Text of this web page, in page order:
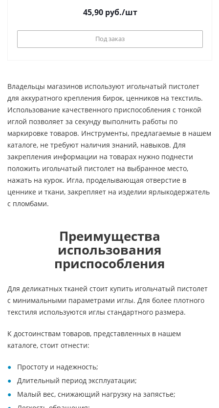
45,90руб./шт
Под заказ
Владельцы магазинов используют игольчатый пистолет
для аккуратного крепления бирок, ценников на текстиль.
Использование качественного приспособления с тонкой
иглой позволяет за секунду выполнить работы по
маркировке товаров. Инструменты, предлагаемые в нашем
каталоге, не требуют наличия знаний, навыков. Для
закрепления информации на товарах нужно поднести
положить игольчатый пистолет на выбранное место,
нажать на курок. Игла, проделывающая отверстие в
ценнике и ткани, закрепляет на изделии ярлыкодержатель
с пломбами.
Преимущества
использования
приспособления
Для деликатных тканей стоит купить игольчатый пистолет
с минимальными параметрами иглы. Для более плотного
текстиля используются иглы стандартного размера.
К достоинствам товаров, представленных в нашем
каталоге, стоит отнести:
Простоту и надежность;
Длительный период эксплуатации;
Малый вес, снижающий нагрузку на запястье;